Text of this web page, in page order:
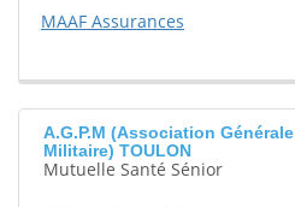
MAAF Assurances
A.G.P.M (Association
Militaire) TOULON
Mutuelle Santé Sénior